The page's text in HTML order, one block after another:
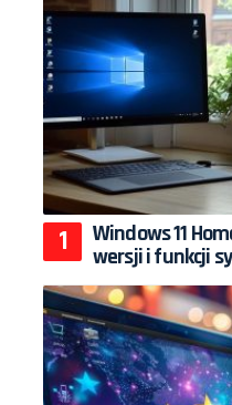
Windows 11
wersji i funkcji